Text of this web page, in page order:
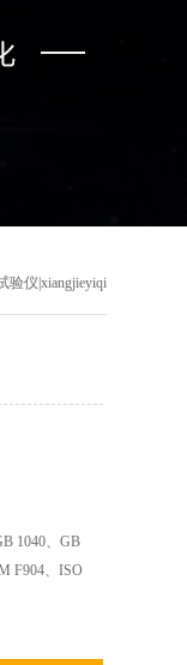
验仪|xiangjieyiqi
1040、GB
F904、ISO